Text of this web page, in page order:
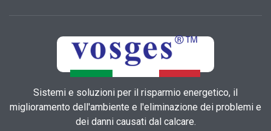
Sistemi e soluzioni per il risparmio energetico, il
miglioramento dell'ambiente e l'eliminazione dei problemi e
dei danni causati dal calcare.